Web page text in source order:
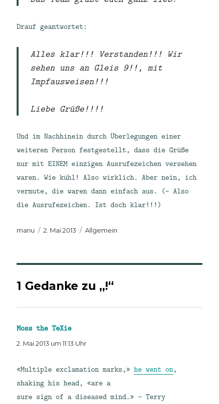
Drauf geantwortet:
Alles klar!!! Verstanden!!! Wir
sehen uns an Gleis 9!!, mit
Impfausweisen!!!
Liebe Grüße!!!!
Und im Nachhinein durch Überlegungen einer
weiteren Person festgestellt, dass die Grüße
nur mit EINEM einzigen Ausrufezeichen versehen
waren. Wie kühl! Also wirklich. Aber nein, ich
vermute, die waren dann einfach aus. (- Also
die Ausrufezeichen. Ist doch klar!!!)
Autor
manu
Veröffentlicht
2. Mai 2013 Kategorien
Allgemein
1 Gedanke zu „!“
Moss the TeXie
2. Mai 2013 um 11:13 Uhr
«Multiple exclamation marks,»he went on,
shaking his head, «are a
sure sign of a diseased mind.» — Terry